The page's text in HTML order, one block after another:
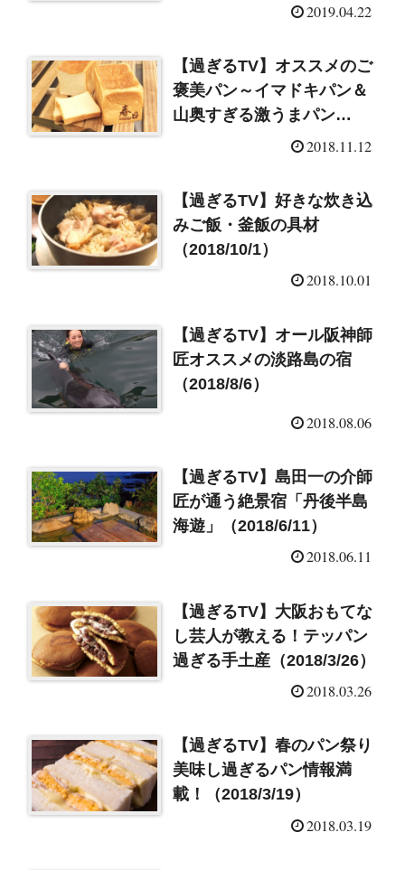
2019.04.22
【過ぎるTV】オススメのご
褒美パン～イマドキパン＆
山奥すぎる激うまパン
2018.11.12
【過ぎるTV】好きな炊き込
みご飯・釜飯の具材
（2018/10/1）
2018.10.01
【過ぎるTV】オール阪神師
匠オススメの淡路島の宿
（2018/8/6）
2018.08.06
【過ぎるTV】島田一の介師
匠が通う絶景宿「丹後半島
海遊」（2018/6/11）
2018.06.11
【過ぎるTV】大阪おもてな
し芸人が教える！テッパン
過ぎる手土産（2018/3/26）
2018.03.26
【過ぎるTV】春のパン祭り
美味し過ぎるパン情報満
載！（2018/3/19）
2018.03.19